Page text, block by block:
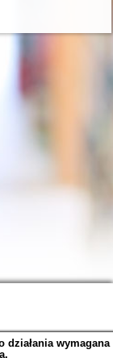
działania wymagana